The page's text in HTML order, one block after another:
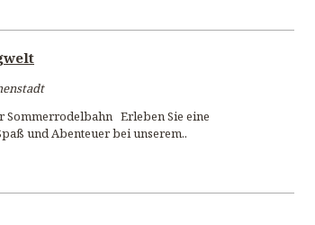
Sommerrodelbahn Erleben Sie eine
und Abenteuer bei unserem..